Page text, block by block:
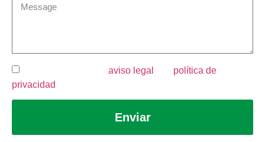
aviso legal
política de
privacidad
Enviar